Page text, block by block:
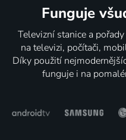
Funguje
Televizní stanice a
na televizi, počítači,
Díky použití
funguje i na